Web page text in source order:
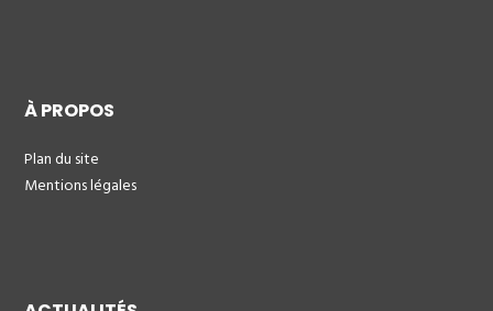
À PROPOS
Plan du site
Mentions légales